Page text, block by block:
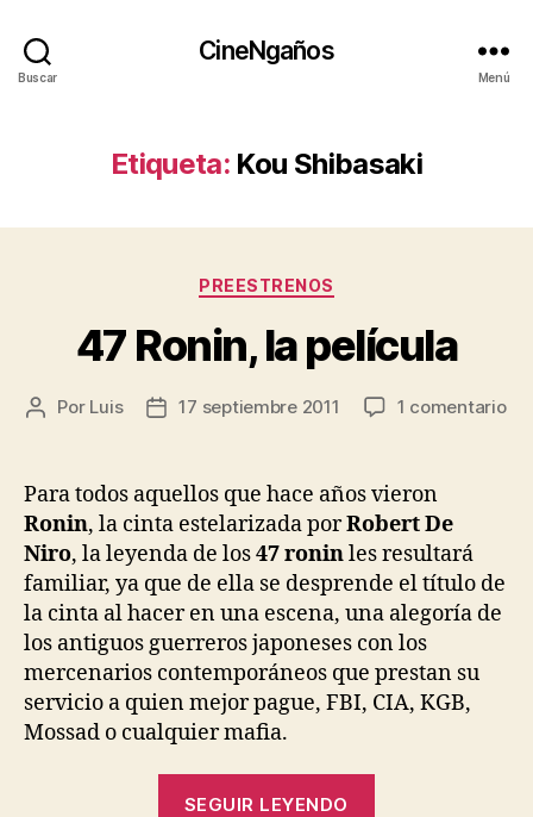
Buscar
CineNgaños
Menú
Etiqueta: Kou Shibasaki
Categorías
PREESTRENOS
47 Ronin, la película
Autor
entrada
Por Luis
Fecha
entrada
17 septiembre 2011 1 comentarioen
Para todos aquellos que hace años vieron
Ronin, la cinta estelarizada porRobert De
Niro, la leyenda de los47 roninles resultará
familiar, ya que de ella se desprende el título de
la cinta al hacer en una escena, una alegoría de
los antiguos guerreros japoneses con los
mercenarios contemporáneos que prestan su
servicio a quien mejor pague, FBI, CIA, KGB,
Mossad o cualquier mafia.
SEGUIR LEYENDO